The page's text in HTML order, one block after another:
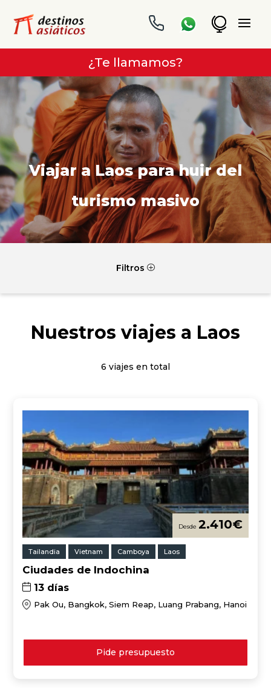
¿Te llamamos?
Viajar a Laos para huir del
turismo masivo
Filtros P
Nuestros viajes a Laos
6 viajes en total
2.410€
Tailandia Vietnam Camboya Laos
Ciudades de Indochina
13 días
Pak Ou, Bangkok, Siem Reap, Luang Prabang, Hanoi
Pide presupuesto